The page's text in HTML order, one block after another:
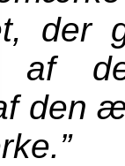
der
af
den